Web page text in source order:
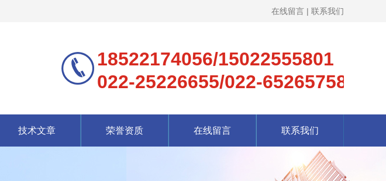
在线留言 | 联系我们
18522174056/15022555801
022-25226655/022-65265758
技术文章 荣誉资质 在线留言 联系我们